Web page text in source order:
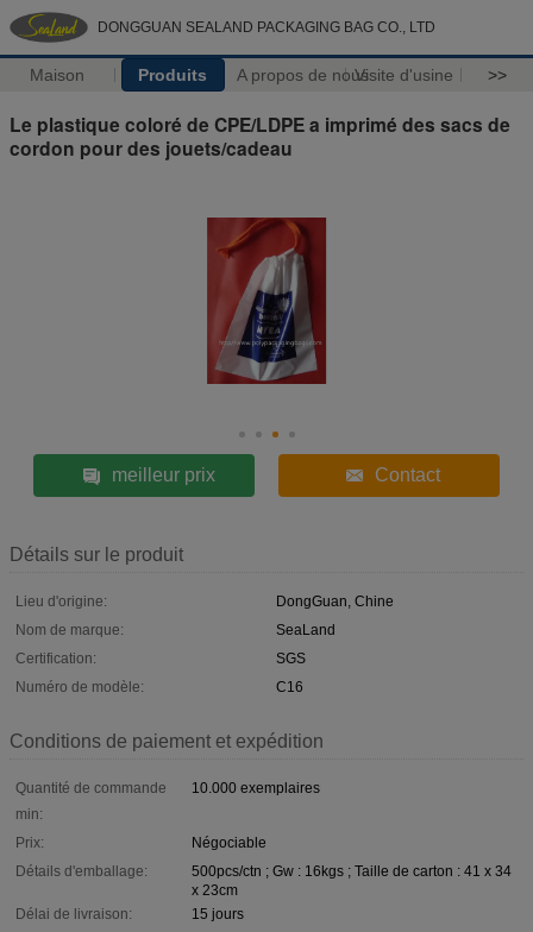
DONGGUAN SEALAND PACKAGING BAG CO., LTD
Maison Produits A propos de nousVisite d'usine >>
Le plastique coloré de CPE/LDPE a imprimé des sacs de
cordon pour des jouets/cadeau
meilleur prix Contact
Détails sur le produit
Lieu d'origine:
DongGuan, Chine
Nom de marque:
SeaLand
Certification:
SGS
Numéro de modèle:
C16
Conditions de paiement et expédition
Quantité de commande
min:
10.000 exemplaires
Prix:
Négociable
Détails d'emballage:
500pcs/ctn ; Gw : 16kgs ; Taille de carton : 41 x 34
x 23cm
Délai de livraison:
15 jours